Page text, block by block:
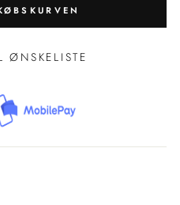
ØNSKELISTE